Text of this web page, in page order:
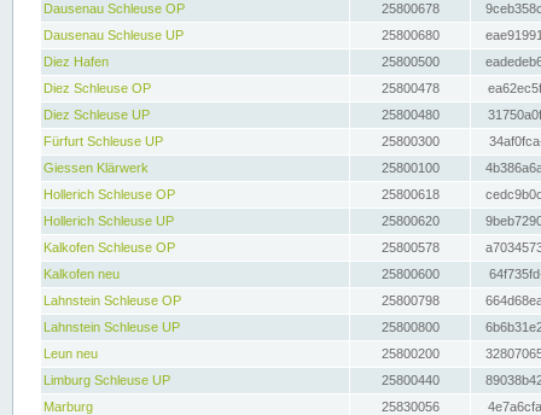
Dausenau Schleuse OP
25800678
Dausenau Schleuse UP
25800680
Diez Hafen
25800500
Diez Schleuse OP
25800478
Diez Schleuse UP
25800480
Fürfurt Schleuse UP
25800300
Giessen Klärwerk
25800100
Hollerich Schleuse OP
25800618
Hollerich Schleuse UP
25800620
Kalkofen Schleuse OP
25800578
Kalkofen neu
25800600
Lahnstein Schleuse OP
25800798
Lahnstein Schleuse UP
25800800
Leun neu
25800200
Limburg Schleuse UP
25800440
Marburg
25830056